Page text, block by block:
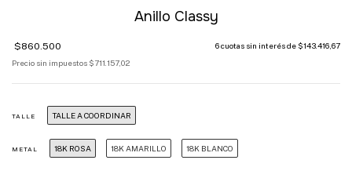
Anillo Classy
$860.500 6cuotas sin interés de $143.416,67
Precio sin impuestos $711.157,02
TALLE TALLE A COORDINAR
METAL 18K ROSA 18K AMARILLO 18K BLANCO